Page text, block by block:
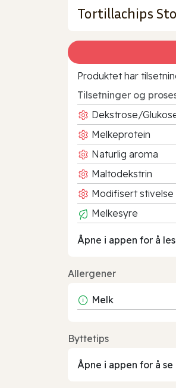
Tortillachips
Produktet har
Tilsetninger og
Dekstrose/
Melkeprotein
Naturlig aroma
Maltodekstrin
Modifisert stivelse
Melkesyre
Åpne i appen for å
Allergener
Melk
Byttetips
Åpne i appen for å